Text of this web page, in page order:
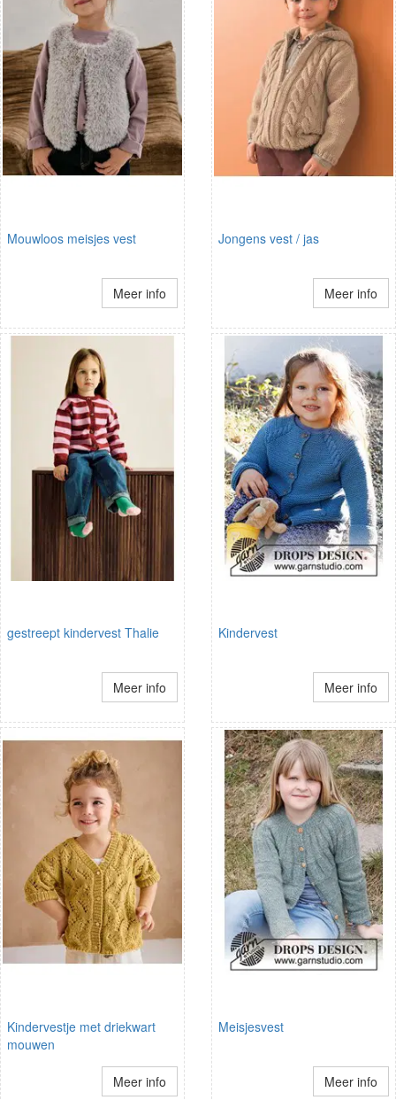
Mouwloos meisjes vest
Meer info
Jongens vest / jas
Meer info
gestreept kindervest Thalie
Meer info
Kindervest
Meer info
Kindervestje met driekwart
mouwen
Meer info
Meisjesvest
Meer info